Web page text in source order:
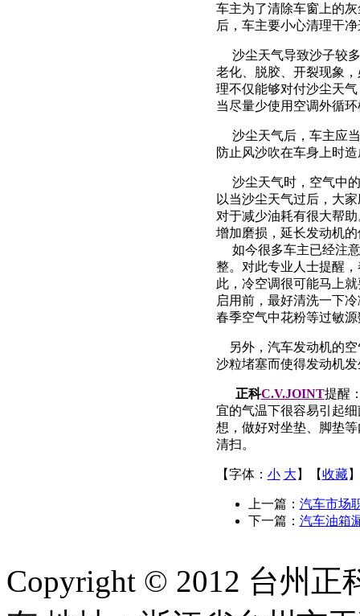
车主为了清除车窗上的
后，车主要小心清理干
沙尘天气导致沙子较多
老化、脱胶、开裂现象
理不仅能够对付沙尘天
当尽量少使用空调外循
沙尘天气后，车主应当
防止风沙吹在车身上时
沙尘天气时，空气中的
以当沙尘天气过后，大
对于减少油耗有很大帮
增加磨损，延长发动机
如今很多车主已经注意
整。对此专业人士提醒
此，冷空调很可能马上
启用前，最好清洗一下
春季空气中花粉等过敏
另外，汽车发动机的空
沙粒堵塞而使得发动机
正科C.V.JOINT提醒
宜的气温下很容易引起
想，做好对坐垫、脚垫
清扫。
【字体： 小 大 】【收藏
上一篇： 汽车市场
下一篇： 汽车油箱
Copyright © 2012 台州